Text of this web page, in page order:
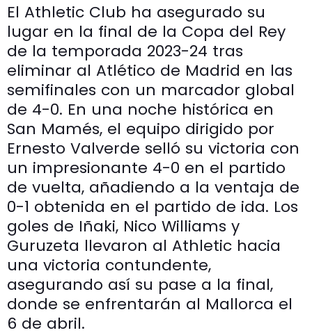
El Athletic Club ha asegurado su
lugar en la final de la Copa del Rey
de la temporada 2023-24 tras
eliminar al Atlético de Madrid en las
semifinales con un marcador global
de 4-0. En una noche histórica en
San Mamés, el equipo dirigido por
Ernesto Valverde selló su victoria con
un impresionante 4-0 en el partido
de vuelta, añadiendo a la ventaja de
0-1 obtenida en el partido de ida. Los
goles de Iñaki, Nico Williams y
Guruzeta llevaron al Athletic hacia
una victoria contundente,
asegurando así su pase a la final,
donde se enfrentarán al Mallorca el
6 de abril.